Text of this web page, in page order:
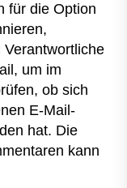
für die Option
um im
ob sich
E-Mail-
hat. Die
kann